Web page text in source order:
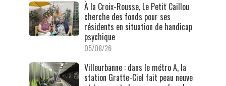
À la Croix-Rousse, Le Petit Caillou
cherche des fonds pour ses
résidents en situation de handicap
psychique
05/08/26
Villeurbanne : dans le métro A, la
station Gratte-Ciel fait peau neuve